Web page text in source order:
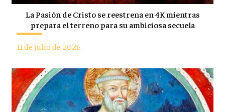
La Pasión de Cristo se reestrena en 4K mientras
prepara el terreno para su ambiciosa secuela
11 de julio de 2026